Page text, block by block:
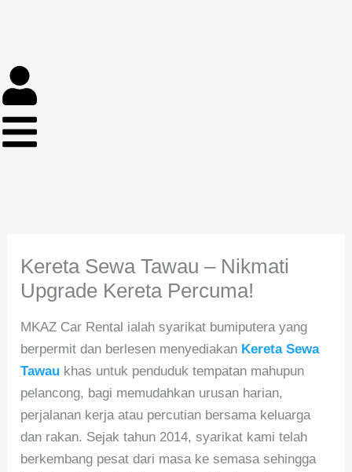
Kereta Sewa Tawau – Nikmati
Upgrade Kereta Percuma!
MKAZ Car Rental ialah syarikat bumiputera yang
berpermit dan berlesen menyediakan Kereta Sewa
Tawau khas untuk penduduk tempatan mahupun
pelancong, bagi memudahkan urusan harian,
perjalanan kerja atau percutian bersama keluarga
dan rakan. Sejak tahun 2014, syarikat kami telah
berkembang pesat dari masa ke semasa sehingga